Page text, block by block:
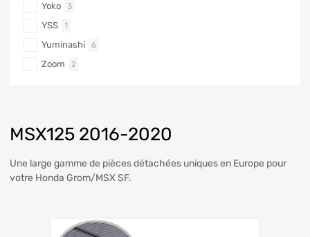
MSX125 2016-2020
Une large gamme de pièces détachées uniques en Europe pour
votre Honda Grom/MSX SF.
Yoko 3
YSS 1
Yuminashi 6
Zoom 2